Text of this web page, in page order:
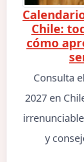
Chile:
cómo
Consulta
2027 en
y